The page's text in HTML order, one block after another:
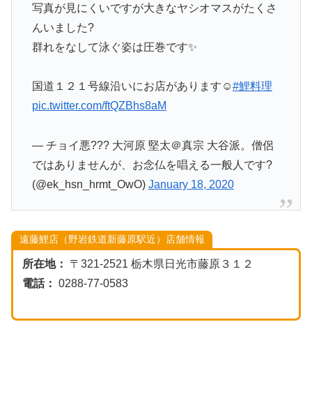
写真が見にくいですが大きなヤシオマスがたくさ
んいました?
群れをなして泳ぐ姿は圧巻です✨
国道１２１号線沿いにお店があります☺️#鯉料理
pic.twitter.com/ftQZBhs8aM
— チョイ悪??? 大河原 堅太＠真宗 大谷派。僧侶
ではありませんが、お念仏を唱える一般人です?
(@ek_hsn_hrmt_OwO) January 18, 2020
遠藤鯉店（野岩鉄道新藤原駅近）店舗情報
所在地：
〒321-2521 栃木県日光市藤原３１２
電話： 0288-77-0583